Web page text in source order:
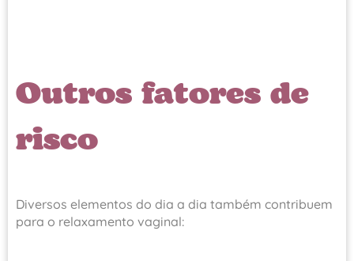
Outros fatores de
risco
Diversos elementos do dia a dia também contribuem
para o relaxamento vaginal: